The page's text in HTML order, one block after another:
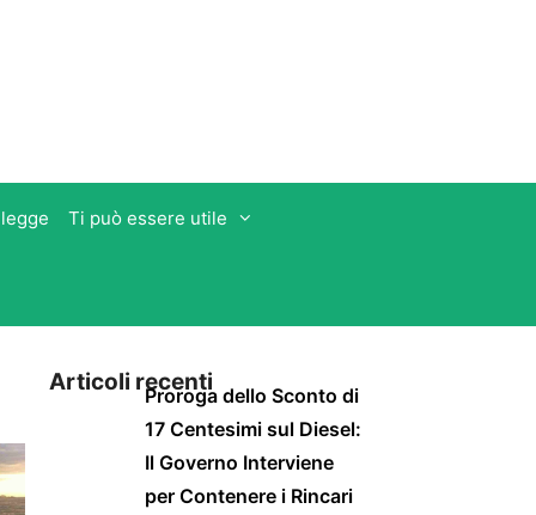
Ti può essere utile
Articoli recentiProroga dello Sconto di
17 Centesimi sul Diesel:
Il Governo Interviene
per Contenere i Rincari